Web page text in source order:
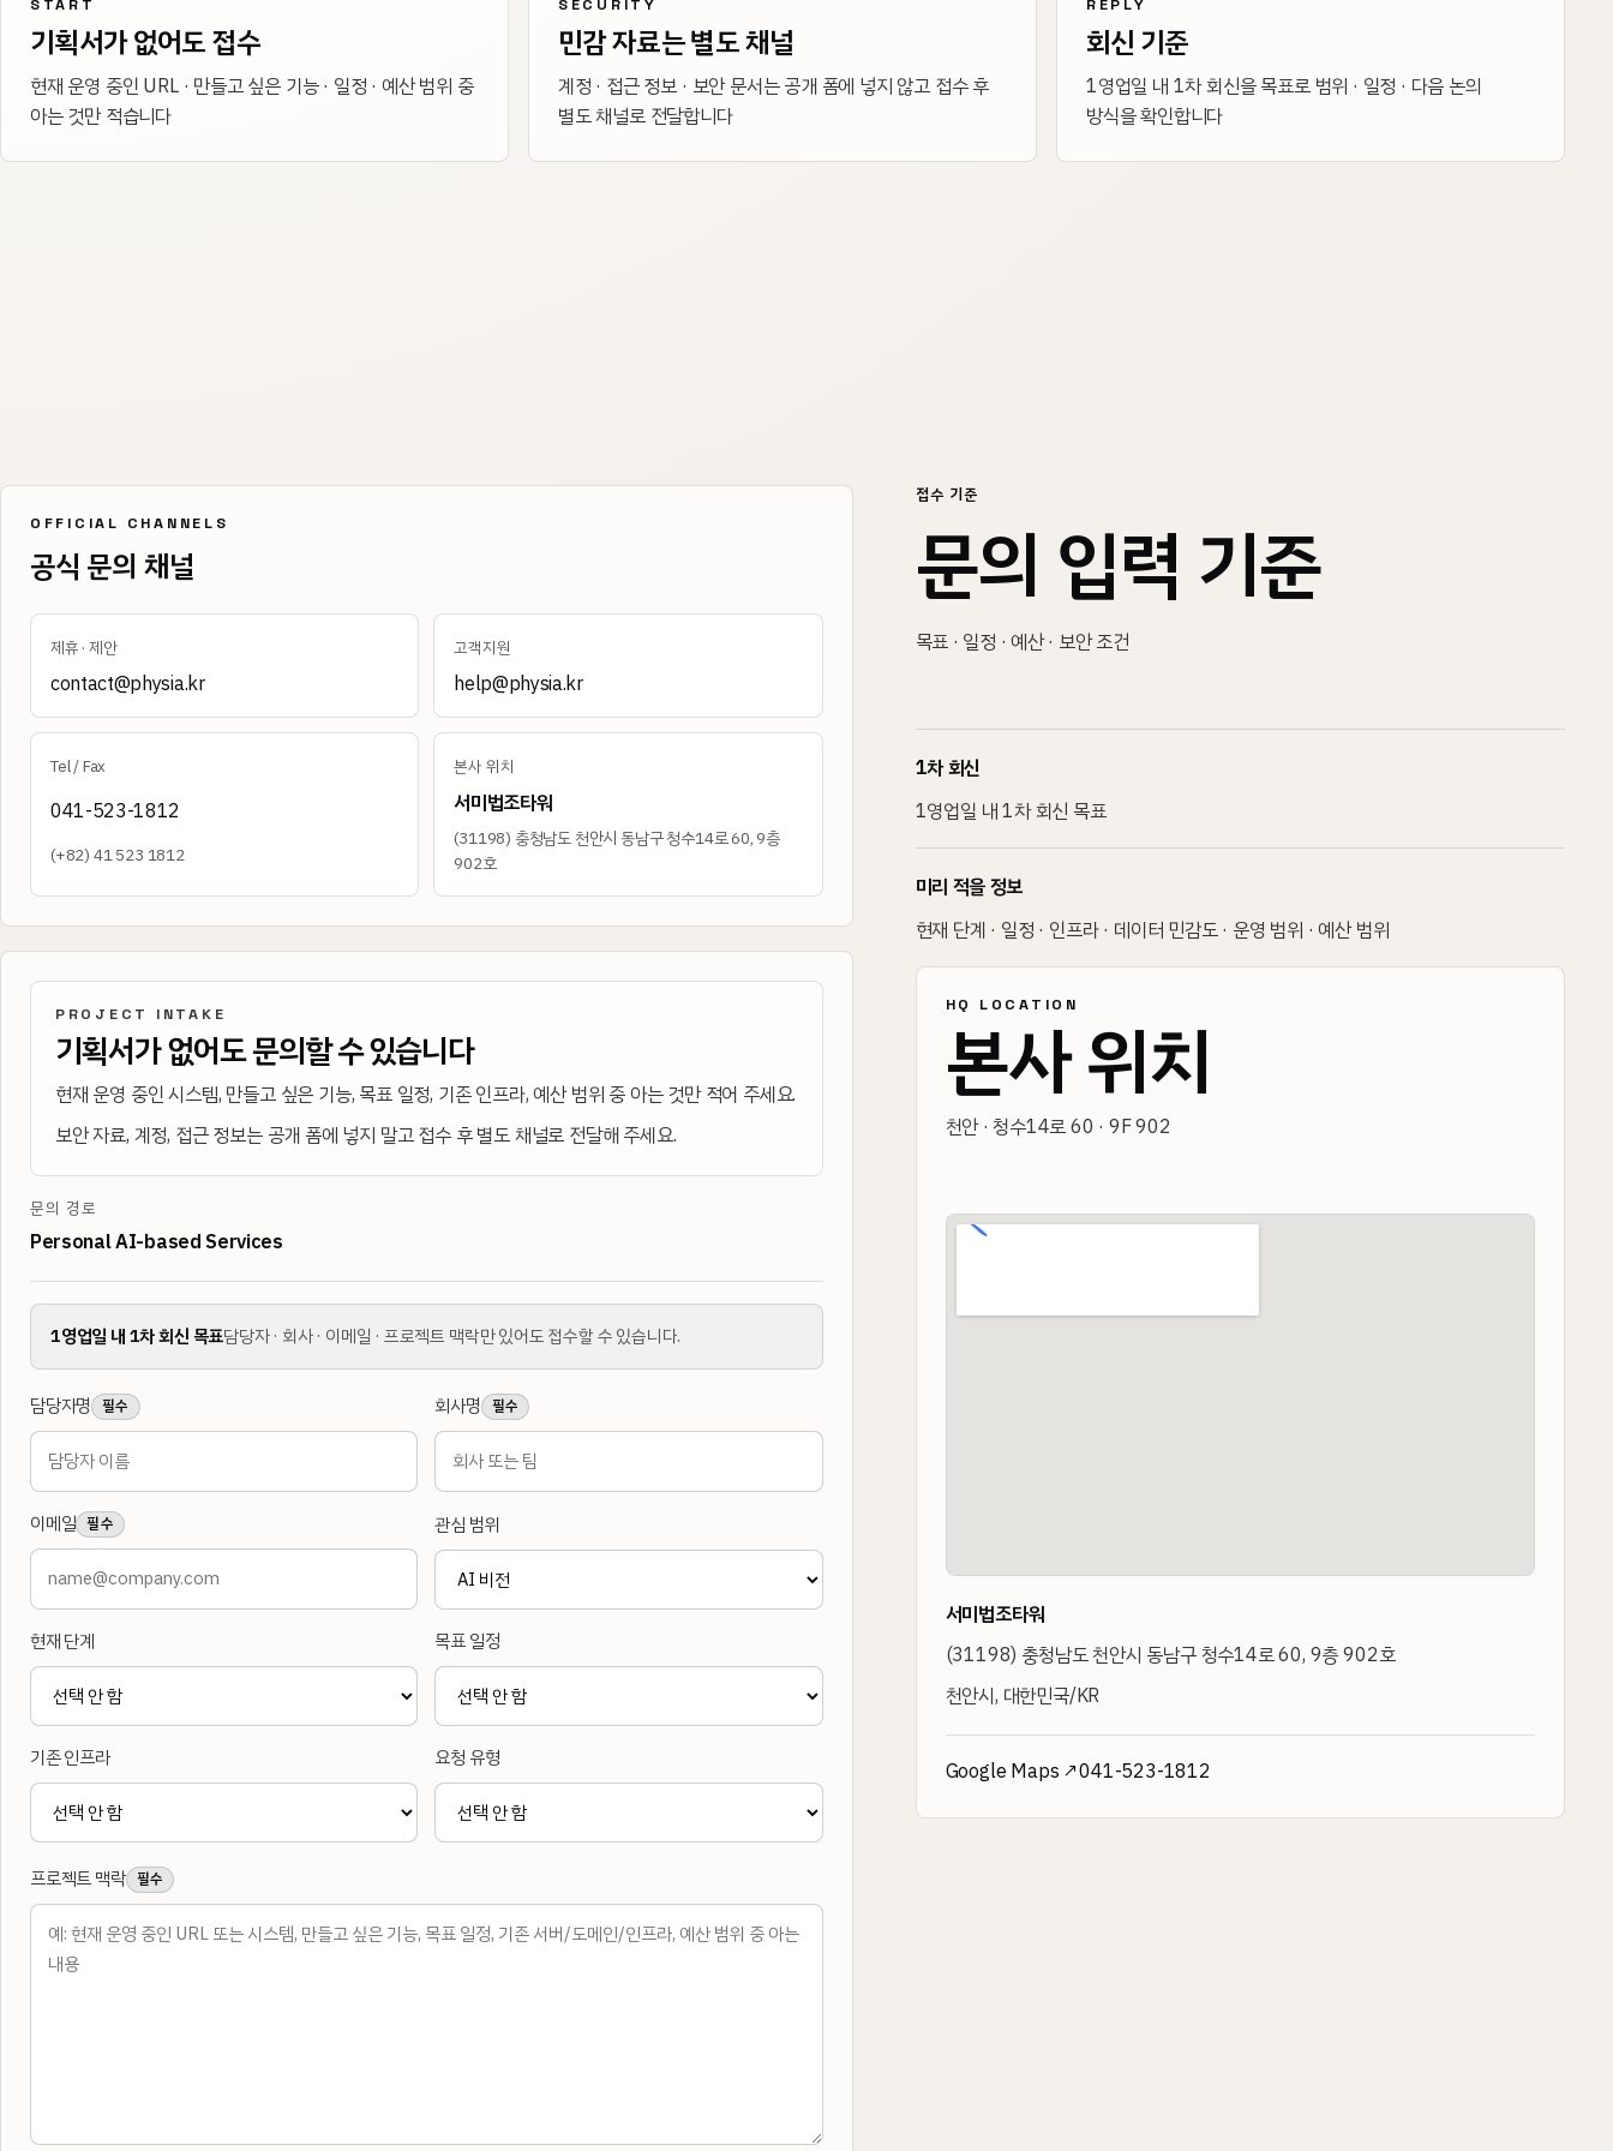
START
기획서가 없어도 접수
현재 운영 중인 URL · 만들고 싶은 기능 · 일정 · 예산 범위 중
아는 것만 적습니다
SECURITY
민감 자료는 별도 채널
계정 · 접근 정보 · 보안 문서는 공개 폼에 넣지 않고 접수 후
별도 채널로 전달합니다
REPLY
회신 기준
1영업일 내 1차 회신을 목표로 범위 · 일정 · 다음 논의
방식을 확인합니다
OFFICIAL CHANNELS
공식 문의 채널
제휴 · 제안
contact@physia.kr
고객지원
help@physia.kr
Tel / Fax
041-523-1812
(+82) 41 523 1812
본사 위치
서미법조타워
(31198)충청남도 천안시 동남구 청수14로 60, 9층
902호
PROJECT INTAKE
기획서가 없어도 문의할 수 있습니다
현재 운영 중인 시스템, 만들고 싶은 기능, 목표 일정, 기존 인프라, 예산 범위 중 아는 것만 적어 주세요.
보안 자료, 계정, 접근 정보는 공개 폼에 넣지 말고 접수 후 별도 채널로 전달해 주세요.
문의 경로
Personal AI-based Services
1영업일 내 1차 회신 목표담당자 · 회사 · 이메일 · 프로젝트 맥락만 있어도 접수할 수 있습니다.
담당자명 필수 회사명 필수
이메일 필수 관심 범위
현재 단계 목표 일정
기존 인프라 요청 유형
프로젝트 맥락 필수
접수 기준
문의 입력 기준
목표 · 일정 · 예산 · 보안 조건
1차 회신
1영업일 내 1차 회신 목표
미리 적을 정보
현재 단계 · 일정 · 인프라 · 데이터 민감도 · 운영 범위 · 예산 범위
HQ LOCATION
본사 위치
천안 · 청수14로 60 · 9F 902
서미법조타워
(31198) 충청남도 천안시 동남구 청수14로 60, 9층 902호
천안시, 대한민국/KR
Google Maps ↗041-523-1812